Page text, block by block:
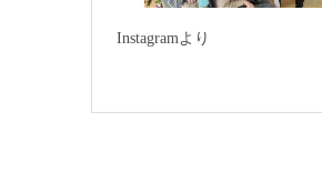
Instagramより